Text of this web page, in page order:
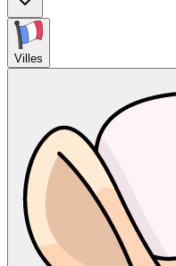
Villes